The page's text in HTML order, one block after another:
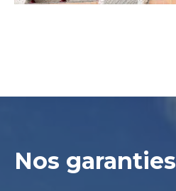
Nos garanties